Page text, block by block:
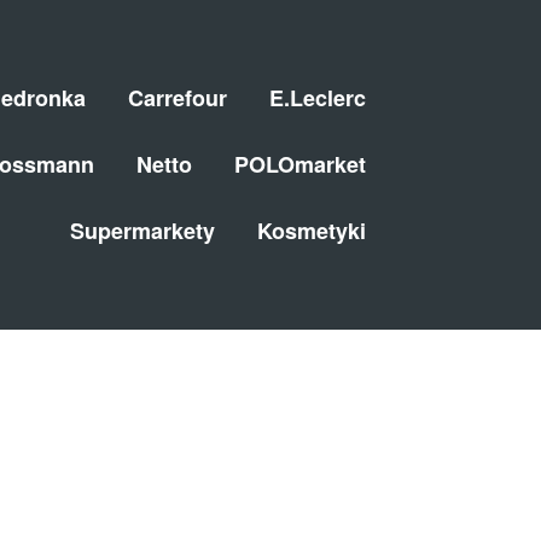
Carrefour E.Leclerc
Netto POLOmarket
Supermarkety Kosmetyki